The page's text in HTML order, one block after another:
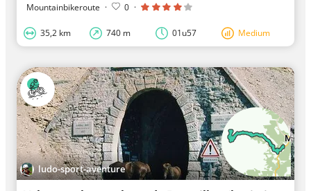
Mountainbikeroute · 0 ·
35,2 km 740 m 01u57 Medium
ludo-sport-aventure